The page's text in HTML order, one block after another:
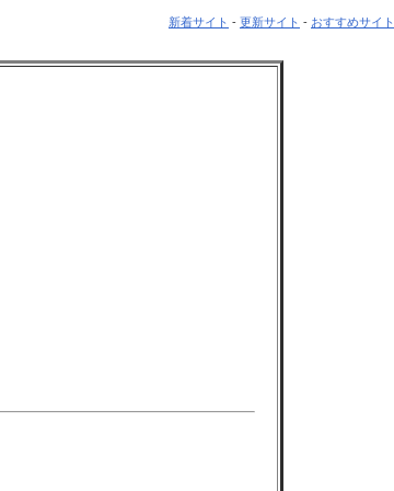
新着サイト - 更新サイト - おすすめサイト